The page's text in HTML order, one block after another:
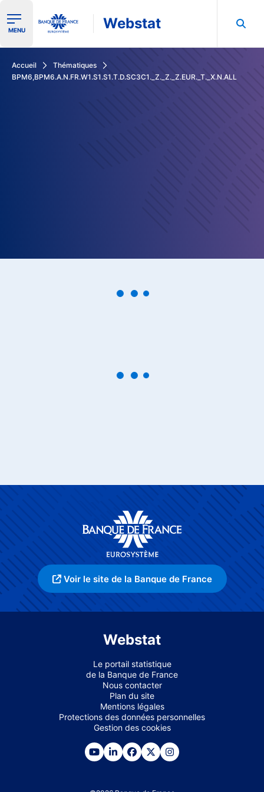
Ouvrir le menu de navigation
MENU Webstat
Accueil
Thématiques
BPM6,BPM6.A.N.FR.W1.S1.S1.T.D.SC3C1._Z._Z._Z.EUR._T._X.N.ALL
Voir le site de la Banque de France
Webstat
Le portail statistique
de la Banque de France
Nous contacter
Plan du site
Mentions légales
Protections des données personnelles
Gestion des cookies